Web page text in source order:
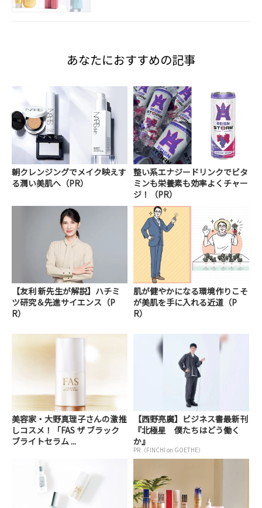
あなたにおすすめの記事
朝クレンジングでメイク映えす
る潤い美肌へ（PR）
整い系エナジードリンクでビタ
ミンも栄養素も効率よくチャー
ジ！（PR）
【友利 新先生が解説】ハチミ
ツ研究＆先進サイエンス（P
R）
肌が健やかになる環境作りこそ
が美肌を手に入れる近道（P
R）
美容家・大野真理子さんの激推
しコスメ！「FAS ザ ブラック
ブライトセラム ...
【西野亮廣】ビジネス書最新刊
『北極星 僕たちはどう働く
か』
PR（FINCHI on GOETHE）